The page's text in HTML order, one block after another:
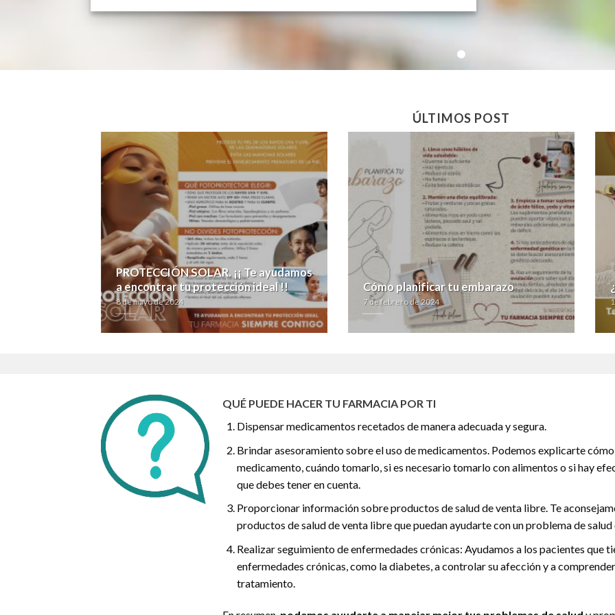
ÚLTIMOS POST
PROTECCIÓN SOLAR. ¡¡ Te ayudamos
a encontrar tu protección ideal !!
8 de mayo de 2024
Cómo planificar tu embarazo
7 de febrero de 2024
QUÉ PUEDE HACER TU FARMACIA POR TI
Dispensar medicamentos recetados de manera adecuada y segura.
Brindar asesoramiento sobre el uso de medicamentos. Podemos explicarte
medicamento, cuándo tomarlo, si es necesario tomarlo con alimentos o si hay
que debes tener en cuenta.
Proporcionar información sobre productos de salud de venta libre. Te
productos de salud de venta libre que puedan ayudarte con un problema de
Realizar seguimiento de enfermedades crónicas: Ayudamos a los pacientes que
enfermedades crónicas, como la diabetes, a controlar su afección y a
tratamiento.